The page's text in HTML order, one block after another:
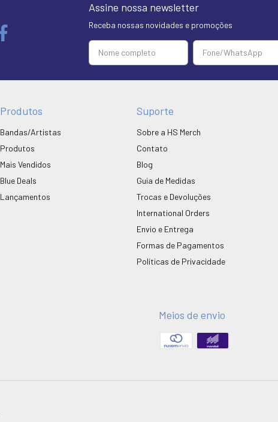
Assine nossa newsletter
Receba nossas novidades e promoções
Produtos
Bandas/Artistas
Produtos
Mais Vendidos
Blue Deals
Lançamentos
Suporte
Sobre a HS Merch
Contato
Blog
Guia de Medidas
Trocas e Devoluções
International Orders
Envio e Entrega
Formas de Pagamentos
Políticas de Privacidade
Meios de envio